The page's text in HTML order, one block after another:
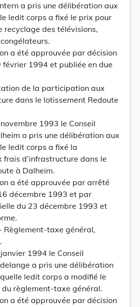
a pris une délibération aux
ledit corps a fixé le prix pour
recyclage des télévisions,
a été approuvée par décision
février 1994 et publiée en due
de la participation aux
dans le lotissement Redoute
1993 le Conseil
a pris une délibération aux
ledit corps a fixé la
d’infrastructure dans le
à Dalheim.
a été approuvée par arrêté
décembre 1993 et par
du 23 décembre 1993 et
Règlement-taxe général,
1994 le Conseil
a pris une délibération
ledit corps a modifié le
du règlement-taxe général.
a été approuvée par décision